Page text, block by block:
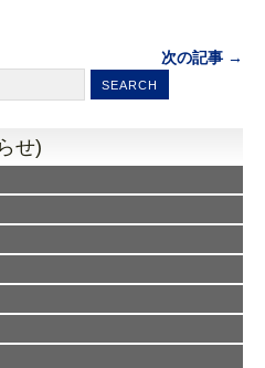
次の記事 →
せ)